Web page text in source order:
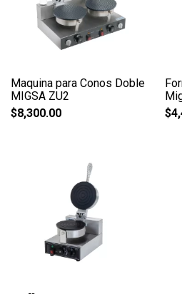
Maquina para Conos Doble
MIGSA ZU2
$8,300.00
$